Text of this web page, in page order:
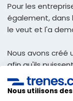
Pour les
également, dans
le veut et l'a
Nous avons créé
afin qu'ils
Lausanne au
afin de pouvoir
Nous utilisons